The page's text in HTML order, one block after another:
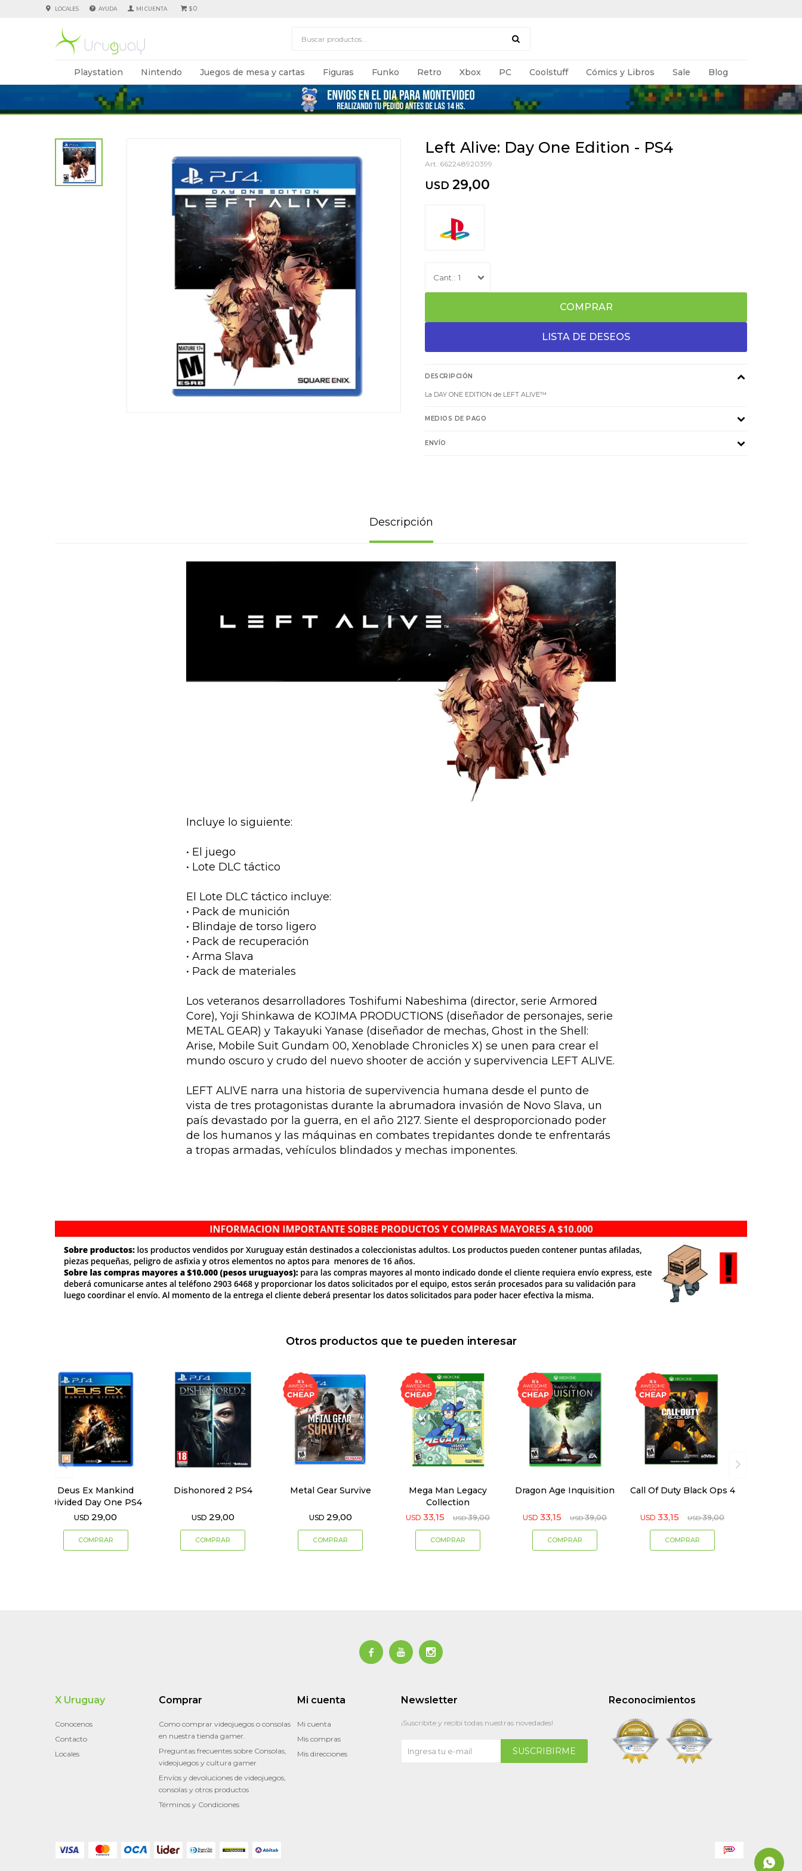
Playstation Nintendo Juegos de mesa y cartas Figuras Funko Retro Xbox PC Coolstuff Cómics y Libros Sale Blog
$0
LOCALES AYUDA
Left Alive: Day One Edition - PS4
662248920399
USD 29,00
1
COMPRAR
DESCRIPCIÓN
La DAY ONE EDITION de LEFT ALIVE™
MEDIOS DE PAGO
ENVÍO
Descripción
Incluye lo siguiente:
• El juego
• Lote DLC táctico
El Lote DLC táctico incluye:
• Pack de munición
• Blindaje de torso ligero
• Pack de recuperación
• Arma Slava
• Pack de materiales
Los veteranos desarrolladores Toshifumi Nabeshima (director, serie Armored
Core), Yoji Shinkawa de KOJIMA PRODUCTIONS (diseñador de personajes, serie
METAL GEAR) y Takayuki Yanase (diseñador de mechas, Ghost in the Shell:
Arise, Mobile Suit Gundam 00, Xenoblade Chronicles X) se unen para crear el
mundo oscuro y crudo del nuevo shooter de acción y supervivencia LEFT ALIVE.
LEFT ALIVE narra una historia de supervivencia humana desde el punto de
vista de tres protagonistas durante la abrumadora invasión de Novo Slava, un
país devastado por la guerra, en el año 2127. Siente el desproporcionado poder
de los humanos y las máquinas en combates trepidantes donde te enfrentarás
a tropas armadas, vehículos blindados y mechas imponentes.
Otros productos que te pueden interesar
Deus Ex Mankind
Divided Day One PS4
USD 29,00
Dishonored 2 PS4
USD 29,00
Metal Gear Survive
USD 29,00
Mega Man Legacy
Collection
USD 33,15 USD 39,00
Dragon Age Inquisition
USD 33,15 USD 39,00
Call Of Duty Black Ops 4
USD 33,15 USD 39,00
  
Reconocimientos
X Uruguay
Conocenos
Contacto
Locales
Comprar
Como comprar videojuegos o consolas
en nuestra tienda gamer.
Preguntas frecuentes sobre Consolas,
videojuegos y cultura gamer
Envíos y devoluciones de videojuegos,
consolas y otros productos
Términos y Condiciones
Mi cuenta
Mi cuenta
Mis compras
Mis direcciones
Newsletter
¡Suscribite y recibí todas nuestras novedades!
SUSCRIBIRME